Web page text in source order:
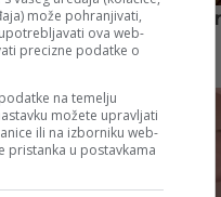
može pohranjivati,
ova web-
precizne podatke o
na temelju
možete upravljati
ili na izborniku web-
pristanka u postavkama